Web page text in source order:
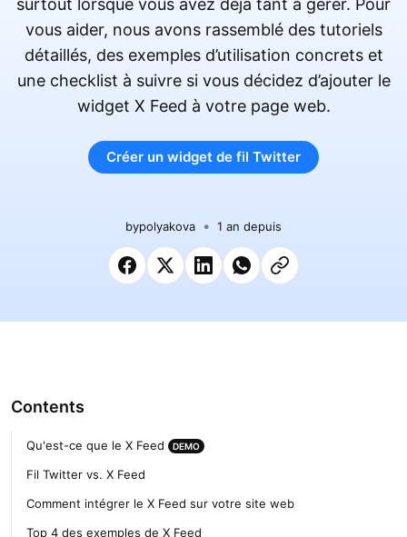
surtout lorsque vous avez déjà tant à gérer. Pour
vous aider, nous avons rassemblé des tutoriels
détaillés, des exemples d’utilisation concrets et
une checklist à suivre si vous décidez d’ajouter le
widget X Feed à votre page web.
Créer un widget de fil Twitter
bypolyakova 1 an depuis
Contents
Qu'est-ce que le X Feed DEMO
Fil Twitter vs. X Feed
Comment intégrer le X Feed sur votre site web
Top 4 des exemples de X Feed